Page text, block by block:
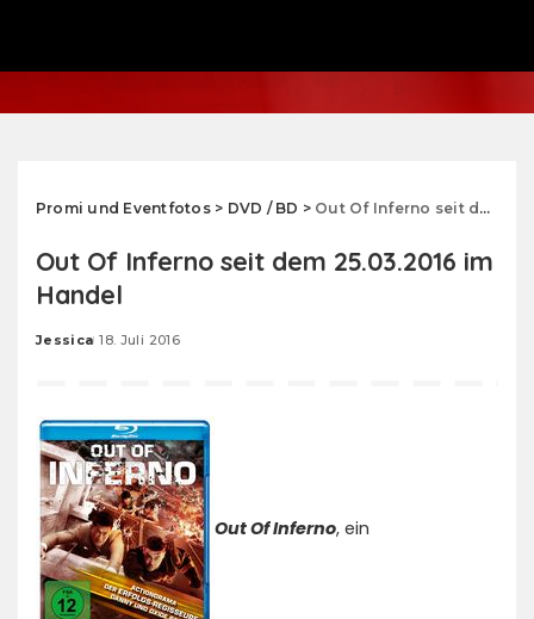
Promi und Eventfotos> DVD / BD > Out Of Inferno seit dem 25.03.2016 im Handel
Out Of Inferno seit dem 25.03.2016 im
Handel
Posted
Jessica 18. Juli 2016
Out Of Inferno, ein